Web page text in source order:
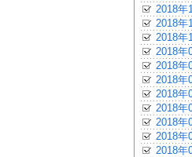
2018年
2018年
2018年
2018年
2018年
2018年
2018年
2018年
2018年
2018年
2018年